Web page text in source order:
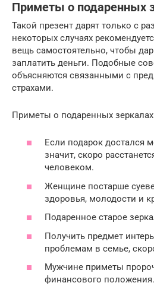
Приметы о подаренных
Такой презент дарят только с
некоторых случаях
вещь самостоятельно, чтобы
заплатить деньги. Подобные
объясняются связанными с
страхами.
Приметы о подаренных
Если подарок достался
значит, скоро
человеком.
Женщине постарше
здоровья, молодости и
Подаренное старое
Получить предмет
проблемам в семье,
Мужчине приметы
финансового положения.